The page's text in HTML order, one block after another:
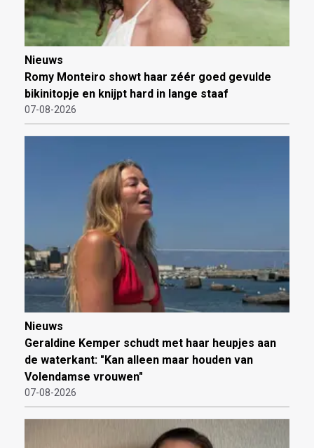
Nieuws
Romy Monteiro showt haar zéér goed gevulde
bikinitopje en knijpt hard in lange staaf
07-08-2026
Nieuws
Geraldine Kemper schudt met haar heupjes aan
de waterkant: "Kan alleen maar houden van
Volendamse vrouwen"
07-08-2026